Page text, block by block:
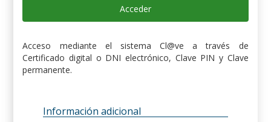
Acceder
Acceso mediante el sistema Cl@ve a través de
Certificado digital o DNI electrónico, Clave PIN y Clave
permanente.
Información adicional